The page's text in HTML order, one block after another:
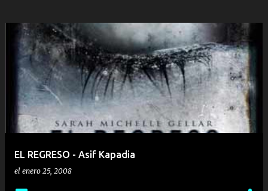
EL REGRESO - Asif Kapadia
el enero 25, 2008